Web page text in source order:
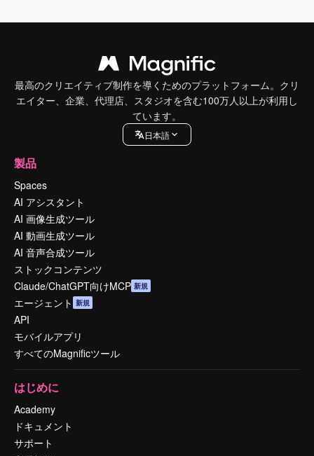
最高のクリエイティブ制作を導くためのプラットフォーム。クリ
エイター、企業、代理店、スタジオを含む100万人以上が利用し
ています。
日本語
製品
Spaces
AI アシスタント
AI 画像生成ツール
AI 動画生成ツール
AI 音声合成ツール
ストックコンテンツ
Claude/ChatGPT向けMCP 新規
エージェント 新規
API
モバイルアプリ
すべてのMagnificツール
はじめに
Academy
ドキュメント
サポート